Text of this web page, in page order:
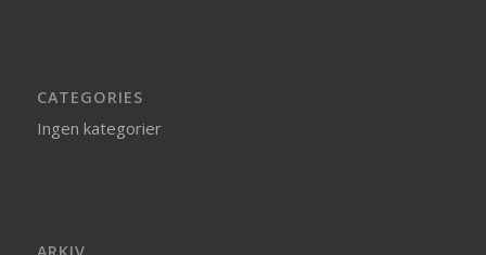
CATEGORIES
Ingen kategorier